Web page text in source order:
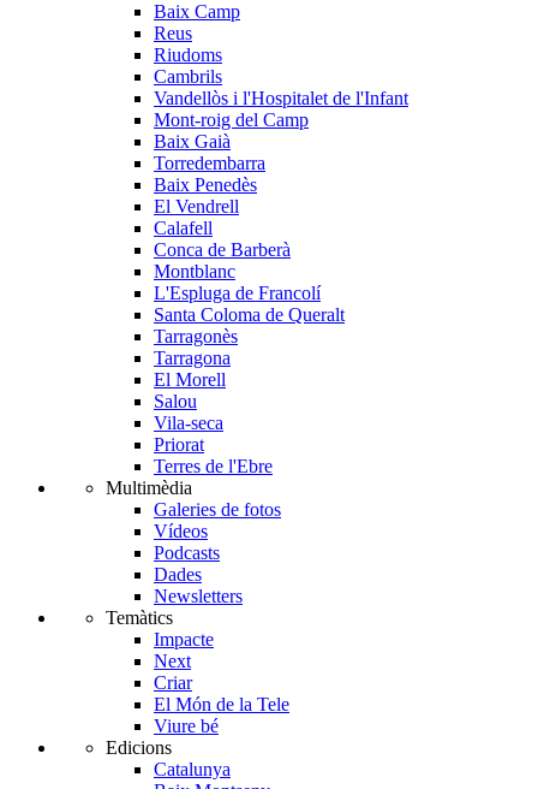
Baix Camp
Reus
Riudoms
Cambrils
Vandellòs i l'Hospitalet de l'Infant
Mont-roig del Camp
Baix Gaià
Torredembarra
Baix Penedès
El Vendrell
Calafell
Conca de Barberà
Montblanc
L'Espluga de Francolí
Santa Coloma de Queralt
Tarragonès
Tarragona
El Morell
Salou
Vila-seca
Priorat
Terres de l'Ebre
Multimèdia
Galeries de fotos
Vídeos
Podcasts
Dades
Newsletters
Temàtics
Impacte
Next
Criar
El Món de la Tele
Viure bé
Edicions
Catalunya